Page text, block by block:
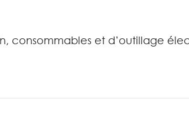
consommables et d’outillage